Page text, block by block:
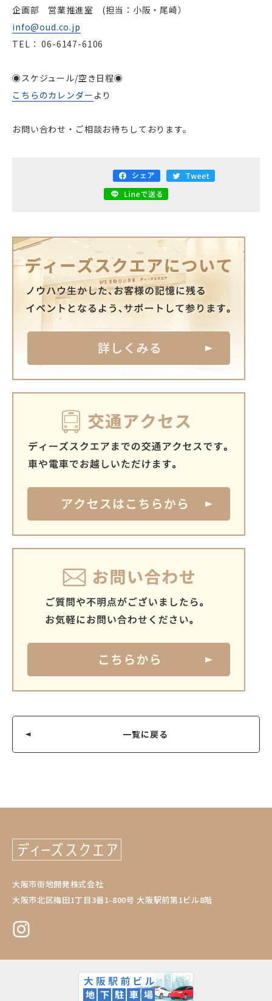
企画部 営業推進室 (担当：小阪・尾崎）
info@oud.co.jp
TEL： 06-6147-6106
◉スケジュール/空き日程◉
こちらのカレンダー より
お問い合わせ・ご相談お待ちしております。
一覧に戻る
大阪市街地開発株式会社
大阪市北区梅田1丁目3番1-800号 大阪駅前第1ビル8階